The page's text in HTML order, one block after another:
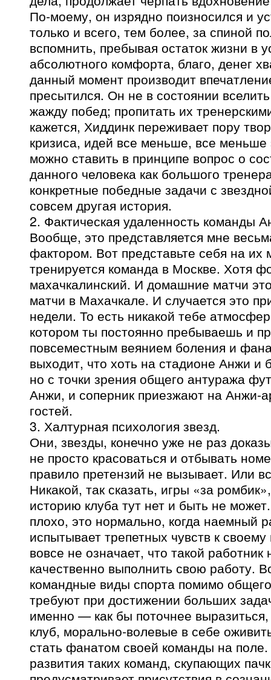
По-моему, он изрядно поизносился и
только и всего, тем более, за спиной
вспомнить, пребывая остаток жизни в
абсолютного комфорта, благо, денег
данный момент производит
пресытился. Он не в состоянии
жажду побед; пропитать их
кажется, Хиддинк переживает пору
кризиса, идей все меньше, все меньше
можно ставить в принципе вопрос о
данного человека как большого
конкретные победные задачи с
совсем другая история.
2. Фактическая удаленность команды
Вообще, это представляется мне
фактором. Вот представьте себя на их
тренируется команда в Москве. Хотя
махачкалинский. И домашние матчи
матчи в Махачкале. И случается это
недели. То есть никакой тебе
котором ты постоянно пребываешь и
повсеместным веянием боления и
выходит, что хоть на стадионе Анжи и
но с точки зрения общего антуража
Анжи, и соперник приезжают на Анжи-
гостей.
3. Халтурная психология звезд.
Они, звезды, конечно уже не раз
не просто красоваться и отбывать
правило претензий не вызывает. Или
Никакой, так сказать, игры «за
историю клуба тут нет и быть не
плохо, это нормально, когда наемный
испытывает трепетных чувств к
вовсе не означает, что такой работник
качественно выполнить свою работу.
командные виды спорта помимо
требуют при достижении больших
именно — как бы поточнее
клуб, морально-волевые в себе
стать фанатом своей команды на
развития таких команд, скупающих